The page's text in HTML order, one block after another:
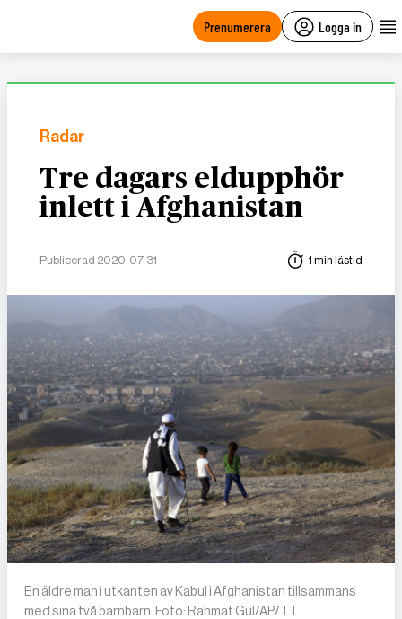
Prenumerera Logga in
Radar
Tre dagars eldupphör
inlett i Afghanistan
Publicerad 2020-07-31 1 min lästid
En äldre man i utkanten av Kabul i Afghanistan tillsammans
med sina två barnbarn. Foto: Rahmat Gul/AP/TT